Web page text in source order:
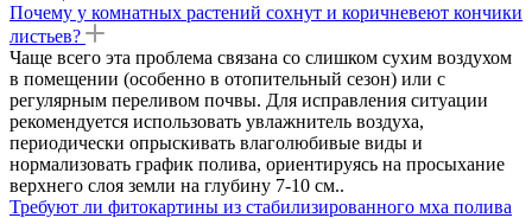
Почему у комнатных растений сохнут и коричневеют кончики
листьев?
Чаще всего эта проблема связана со слишком сухим воздухом
в помещении (особенно в отопительный сезон) или с
регулярным переливом почвы. Для исправления ситуации
рекомендуется использовать увлажнитель воздуха,
периодически опрыскивать влаголюбивые виды и
нормализовать график полива, ориентируясь на просыхание
верхнего слоя земли на глубину 7-10 см..
Требуют ли фитокартины из стабилизированного мха полива